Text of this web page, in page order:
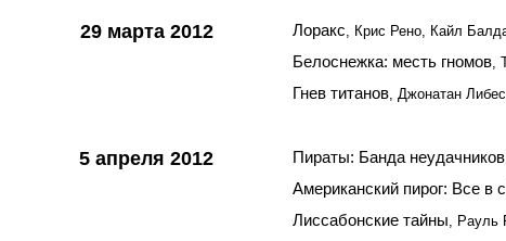
29 марта 2012 Лоракс, Крис Рено, Кайл
Белоснежка: месть гномов,
Гнев титанов, Джонатан
5 апреля 2012 Пираты: Банда неудачников
Американский пирог: Все в
Лиссабонские тайны, Рауль